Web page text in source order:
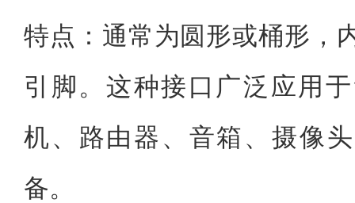
特点：通常为圆形或桶形，
引脚。这种接口广泛应用
机、路由器、音箱、摄像
备。